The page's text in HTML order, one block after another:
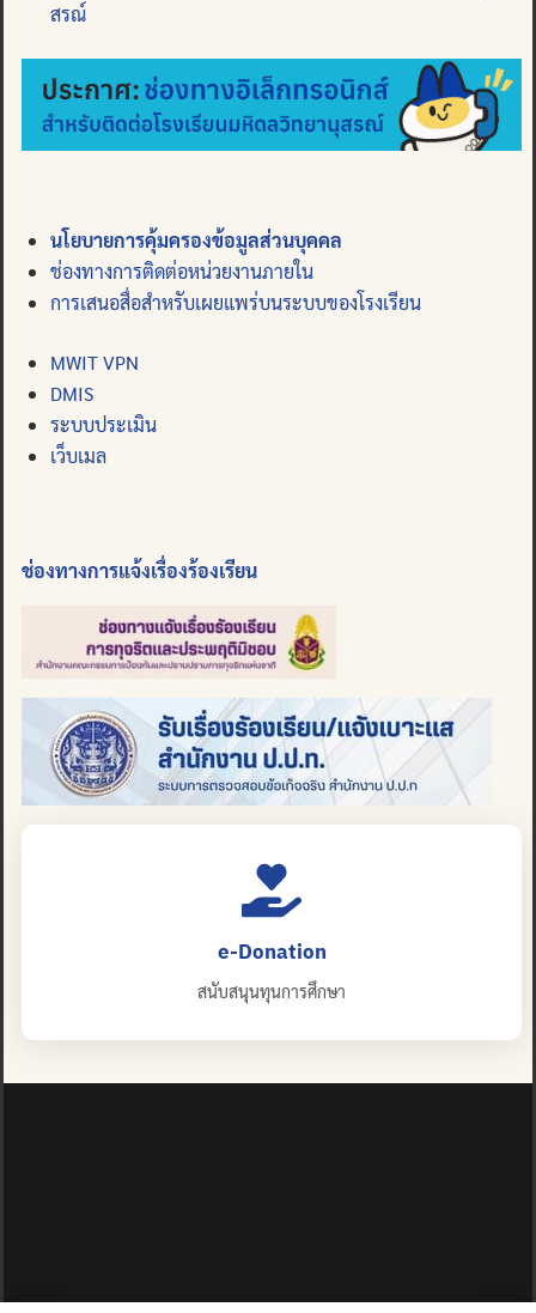
สรณ์
นโยบายการคุ้มครองข้อมูลส่วนบุคคล
ช่องทางการติดต่อหน่วยงานภายใน
การเสนอสื่อสำหรับเผยแพร่บนระบบของโรงเรียน
MWIT VPN
DMIS
ระบบประเมิน
เว็บเมล
ช่องทางการแจ้งเรื่องร้องเรียน
e-Donation
สนับสนุนทุนการศึกษา